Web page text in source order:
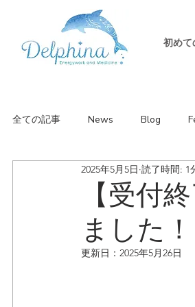
初めて
全ての記事 News Blog
【受付
ました！
2025年5月5日 読了時間: 1
更新日： 2025年5月26日